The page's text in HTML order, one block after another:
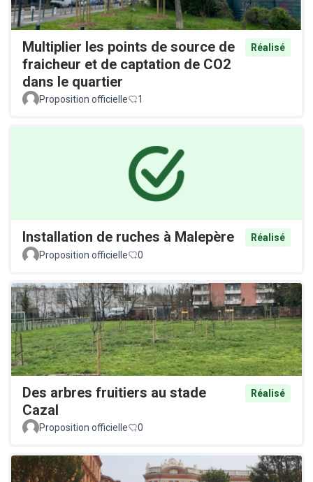
Multiplier les points de source de
fraicheur et de captation de CO2
dans le quartier
Réalisé
Proposition officielle 1
Installation de ruches à Malepère
Réalisé
Proposition officielle
0
Des arbres fruitiers au stade
Cazal
Réalisé
Proposition officielle 0